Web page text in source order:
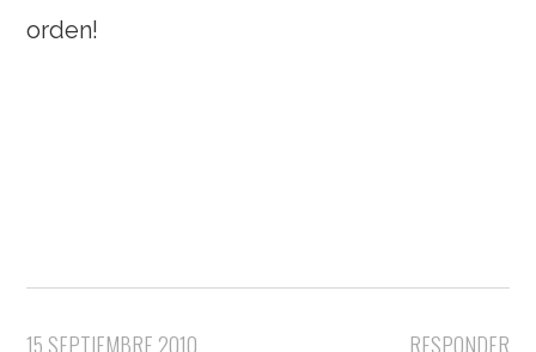
orden!
RESPONDER
15 SEPTIEMBRE 2010